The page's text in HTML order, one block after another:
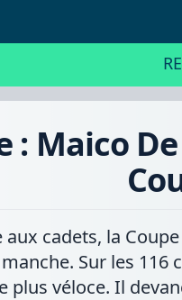
: Maico
aux cadets, la
Sur les 116
plus véloce. Il